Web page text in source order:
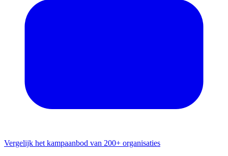
Vergelijk het kampaanbod van 200+ organisaties